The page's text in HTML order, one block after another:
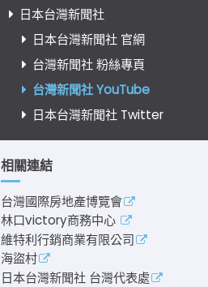
日本台灣新聞社
日本台灣新聞社 官網
台灣新聞社 粉絲專頁
台灣新聞社 YouTube
日本台灣新聞社 Twitter
相關連結
台灣國際房地產博覽會
林口victory商務中心
維特利行銷商業有限公司
海盜村
日本台灣新聞社 台灣代表處